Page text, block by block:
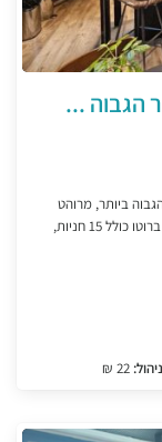
ביותר, מרוהט
קומפלט ברהוט יוקרתי, (הניתן לרכישה), בגודל 780 מ"ר ברוטו כולל 15 חניות,
22 ₪